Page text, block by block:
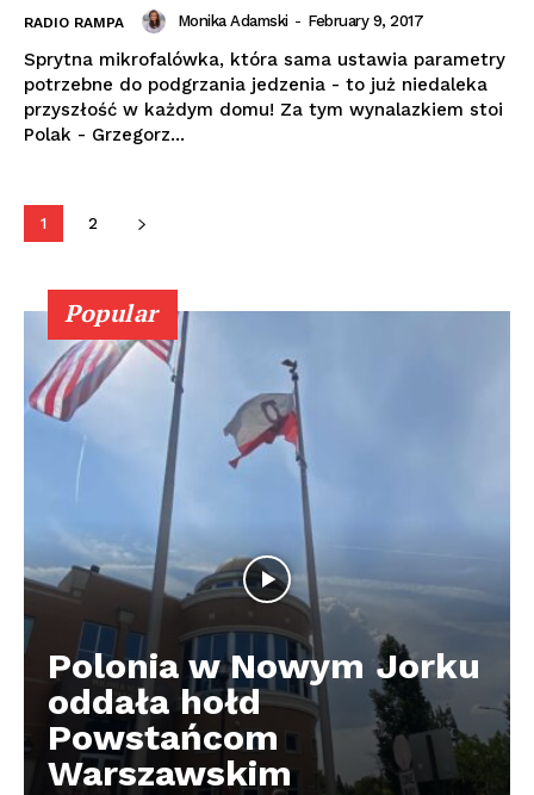
RADIO RAMPA Monika Adamski - February 9, 2017
Sprytna mikrofalówka, która sama ustawia parametry
potrzebne do podgrzania jedzenia - to już niedaleka
przyszłość w każdym domu! Za tym wynalazkiem stoi
Polak - Grzegorz...
1 2
Popular
Polonia w Nowym Jorku
oddała hołd
Powstańcom
Warszawskim